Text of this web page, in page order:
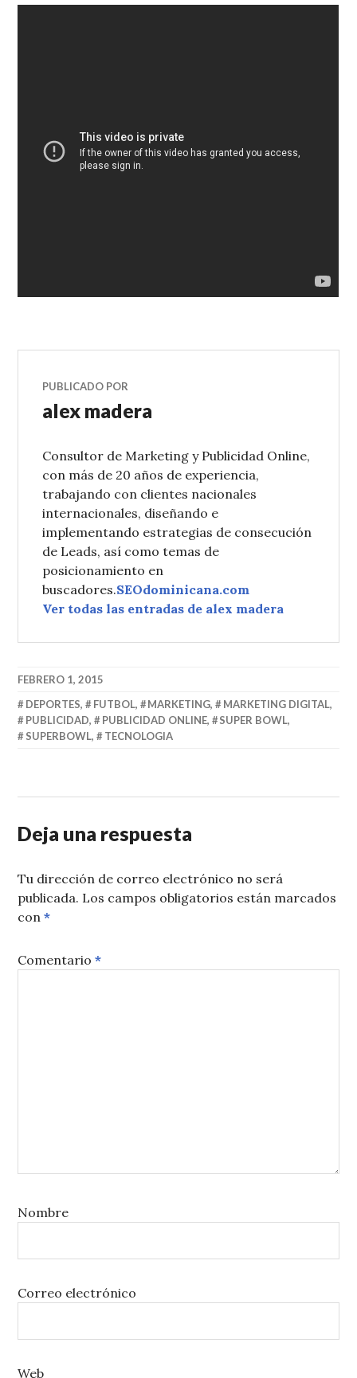
PUBLICADO POR
alex madera
Consultor de Marketing y Publicidad Online,
con más de 20 años de experiencia,
trabajando con clientes nacionales
internacionales, diseñando e
implementando estrategias de consecución
de Leads, así como temas de
posicionamiento en
buscadores.SEOdominicana.com
Ver todas las entradas de alex madera
FEBRERO 1, 2015
DEPORTES, FUTBOL, MARKETING, MARKETING DIGITAL,
PUBLICIDAD, PUBLICIDAD ONLINE, SUPER BOWL,
SUPERBOWL, TECNOLOGIA
Deja una respuesta
Tu dirección de correo electrónico no será
publicada. Los campos obligatorios están marcados
con*
Comentario*
Nombre
Correo electrónico
Web